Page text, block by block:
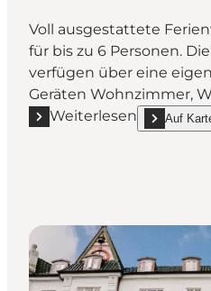
Voll ausgestattete
für bis zu 6 Personen.
verfügen über eine
Geräten Wohnzimmer,
Weiterlesen
Mehr erfahren "Kolding
Auf
show